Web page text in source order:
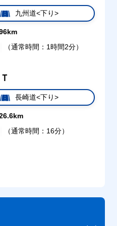
九州道<下り>
（通常時間：1時間2分）
長崎道<下り>
（通常時間：16分）